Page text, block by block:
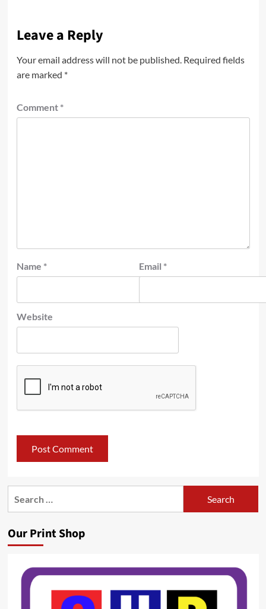
Leave a Reply
Your email address will not be published. Required fields
are marked *
Comment *
Name * Email *
Website
Our Print Shop